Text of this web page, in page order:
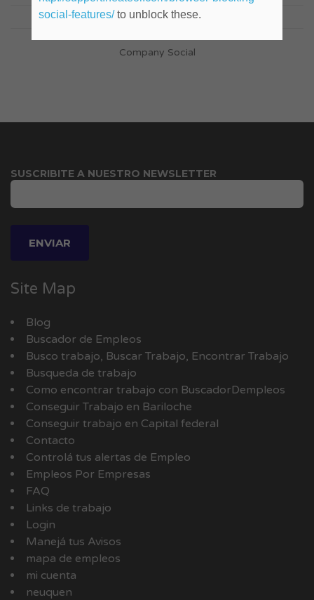
Company Social
SUSCRIBITE A NUESTRO NEWSLETTER
Site Map
Blog
Buscador de Empleos
Busco trabajo, Buscar Trabajo, Encontrar Trabajo
Busqueda de trabajo
Como encontrar trabajo con BuscadorDempleos
Conseguir Trabajo en Bariloche
Conseguir trabajo en Capital federal
Contacto
Controlá tus alertas de Empleo
Empleos Por Empresas
FAQ
Links de trabajo
Login
Manejá tus Avisos
mapa de empleos
mi cuenta
neuquen
social-features/to unblock these.